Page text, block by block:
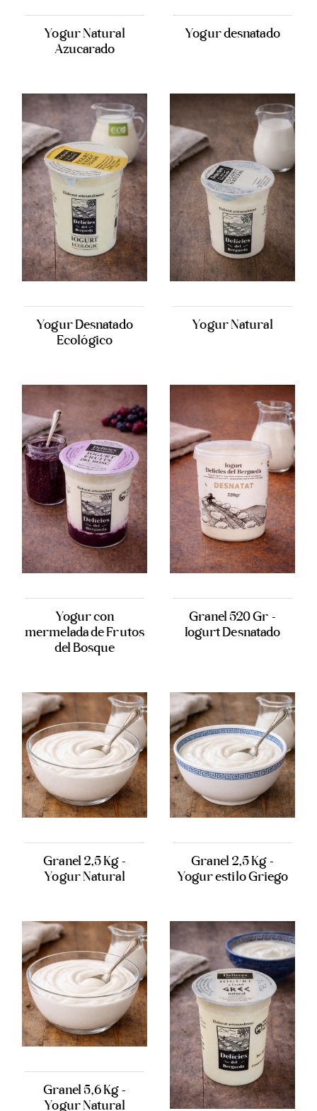
Yogur Natural
Azucarado
Yogur desnatado
Yogur Desnatado
Ecológico
Yogur Natural
Yogur con
mermelada de Frutos
del Bosque
Granel 520 Gr -
Iogurt Desnatado
Granel 2,5 Kg -
Yogur Natural
Granel 2,5 Kg -
Yogur estilo Griego
Granel 5,6 Kg -
Yogur Natural